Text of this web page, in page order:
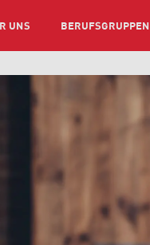
UNS BERUFSGRUPPEN